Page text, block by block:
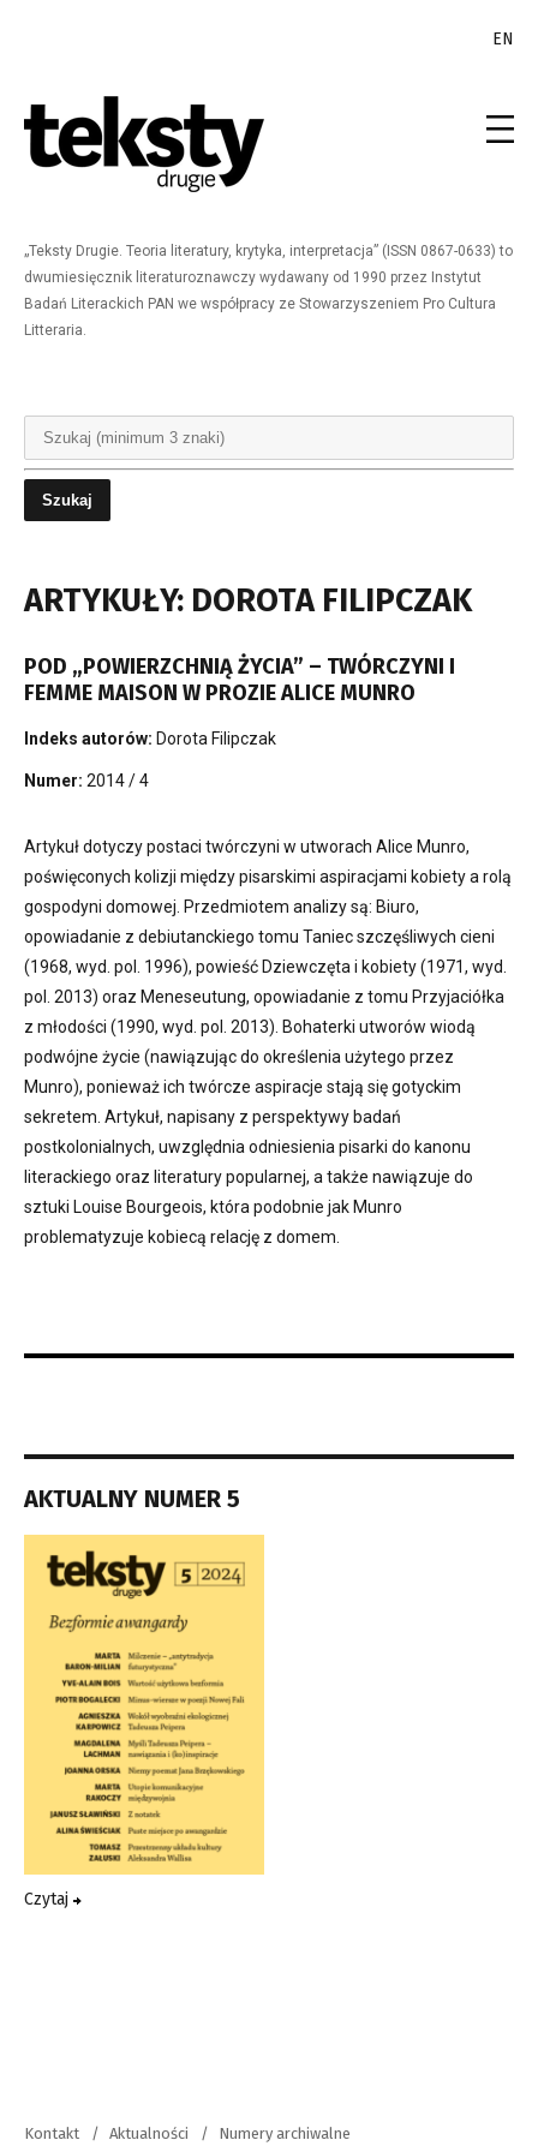
EN
„Teksty Drugie. Teoria literatury, krytyka, interpretacja” (ISSN 0867-0633) to
dwumiesięcznik literaturoznawczy wydawany od 1990 przez Instytut
Badań Literackich PAN we współpracy ze Stowarzyszeniem Pro Cultura
Litteraria.
ARTYKUŁY: DOROTA FILIPCZAK
POD „POWIERZCHNIĄ ŻYCIA” – TWÓRCZYNI I
FEMME MAISON W PROZIE ALICE MUNRO
Indeks autorów: Dorota Filipczak
Numer: 2014 / 4
Artykuł dotyczy postaci twórczyni w utworach Alice Munro,
poświęconych kolizji między pisarskimi aspiracjami kobiety a rolą
gospodyni domowej. Przedmiotem analizy są: Biuro,
opowiadanie z debiutanckiego tomu Taniec szczęśliwych cieni
(1968, wyd. pol. 1996), powieść Dziewczęta i kobiety (1971, wyd.
pol. 2013) oraz Meneseutung, opowiadanie z tomu Przyjaciółka
z młodości (1990, wyd. pol. 2013). Bohaterki utworów wiodą
podwójne życie (nawiązując do określenia użytego przez
Munro), ponieważ ich twórcze aspiracje stają się gotyckim
sekretem. Artykuł, napisany z perspektywy badań
postkolonialnych, uwzględnia odniesienia pisarki do kanonu
literackiego oraz literatury popularnej, a także nawiązuje do
sztuki Louise Bourgeois, która podobnie jak Munro
problematyzuje kobiecą relację z domem.
AKTUALNY NUMER 5
Czytaj
Kontakt Aktualności Numery archiwalne